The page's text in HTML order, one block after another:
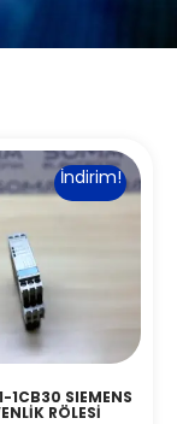
İndirim!
1CB30 SIEMENS
RÖLESİ